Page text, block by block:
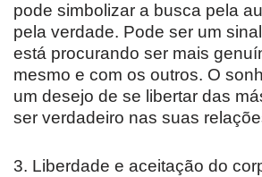
pode simbolizar a busca pela
pela verdade. Pode ser um
está procurando ser mais
mesmo e com os outros. O
um desejo de se libertar das
ser verdadeiro nas suas
3. Liberdade e aceitação do